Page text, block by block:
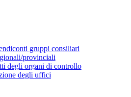
gruppi consiliari
provinciali
degli organi di controllo
degli uffici